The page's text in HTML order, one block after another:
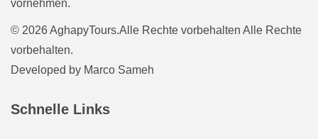
vornehmen.
© 2026 AghapyTours.Alle Rechte vorbehalten Alle Rechte
vorbehalten.
Developed by Marco Sameh
Schnelle Links